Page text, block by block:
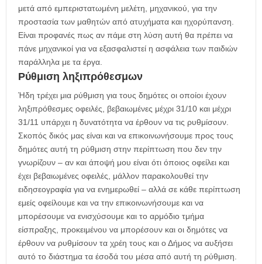
μετά από εμπεριστατωμένη μελέτη, μηχανικού, για την
προστασία των μαθητών από ατυχήματα και ηχορύπανση.
Είναι προφανές πως αν πάμε στη λύση αυτή θα πρέπει να
πάνε μηχανικοί για να εξασφαλιστεί η ασφάλεια των παιδιών
παράλληλα με τα έργα.
Ρύθμιση ληξιπρόθεσμων
Ήδη τρέχει μια ρύθμιση για τους δημότες οι οποίοι έχουν
ληξιπρόθεσμες οφειλές, βεβαιωμένες μέχρι 31/10 και μέχρι
31/11 υπάρχει η δυνατότητα να έρθουν να τις ρυθμίσουν.
Σκοπός δικός μας είναι και να επικοινωνήσουμε προς τους
δημότες αυτή τη ρύθμιση στην περίπτωση που δεν την
γνωρίζουν – αν και άποψή μου είναι ότι όποιος οφείλει και
έχει βεβαιωμένες οφειλές, μάλλον παρακολουθεί την
ειδησεογραφία για να ενημερωθεί – αλλά σε κάθε περίπτωση
εμείς οφείλουμε και να την επικοινωνήσουμε και να
μπορέσουμε να ενισχύσουμε και το αρμόδιο τμήμα
είσπραξης, προκειμένου να μπορέσουν και οι δημότες να
έρθουν να ρυθμίσουν τα χρέη τους και ο Δήμος να αυξήσει
αυτό το διάστημα τα έσοδά του μέσα από αυτή τη ρύθμιση.